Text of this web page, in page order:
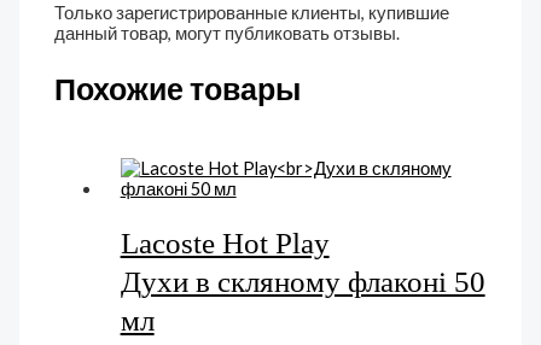
Только зарегистрированные клиенты, купившие
данный товар, могут публиковать отзывы.
Похожие товары
Lacoste Hot Play
Духи в скляному флаконі 50
мл